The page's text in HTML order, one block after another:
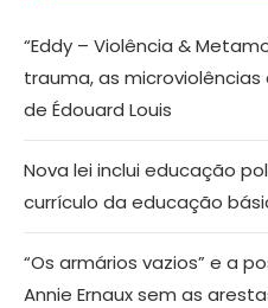
“Eddy – Violência &
trauma, as
de Édouard Louis
Nova lei inclui educação
currículo da educação
“Os armários vazios” e a
Annie Ernaux sem as